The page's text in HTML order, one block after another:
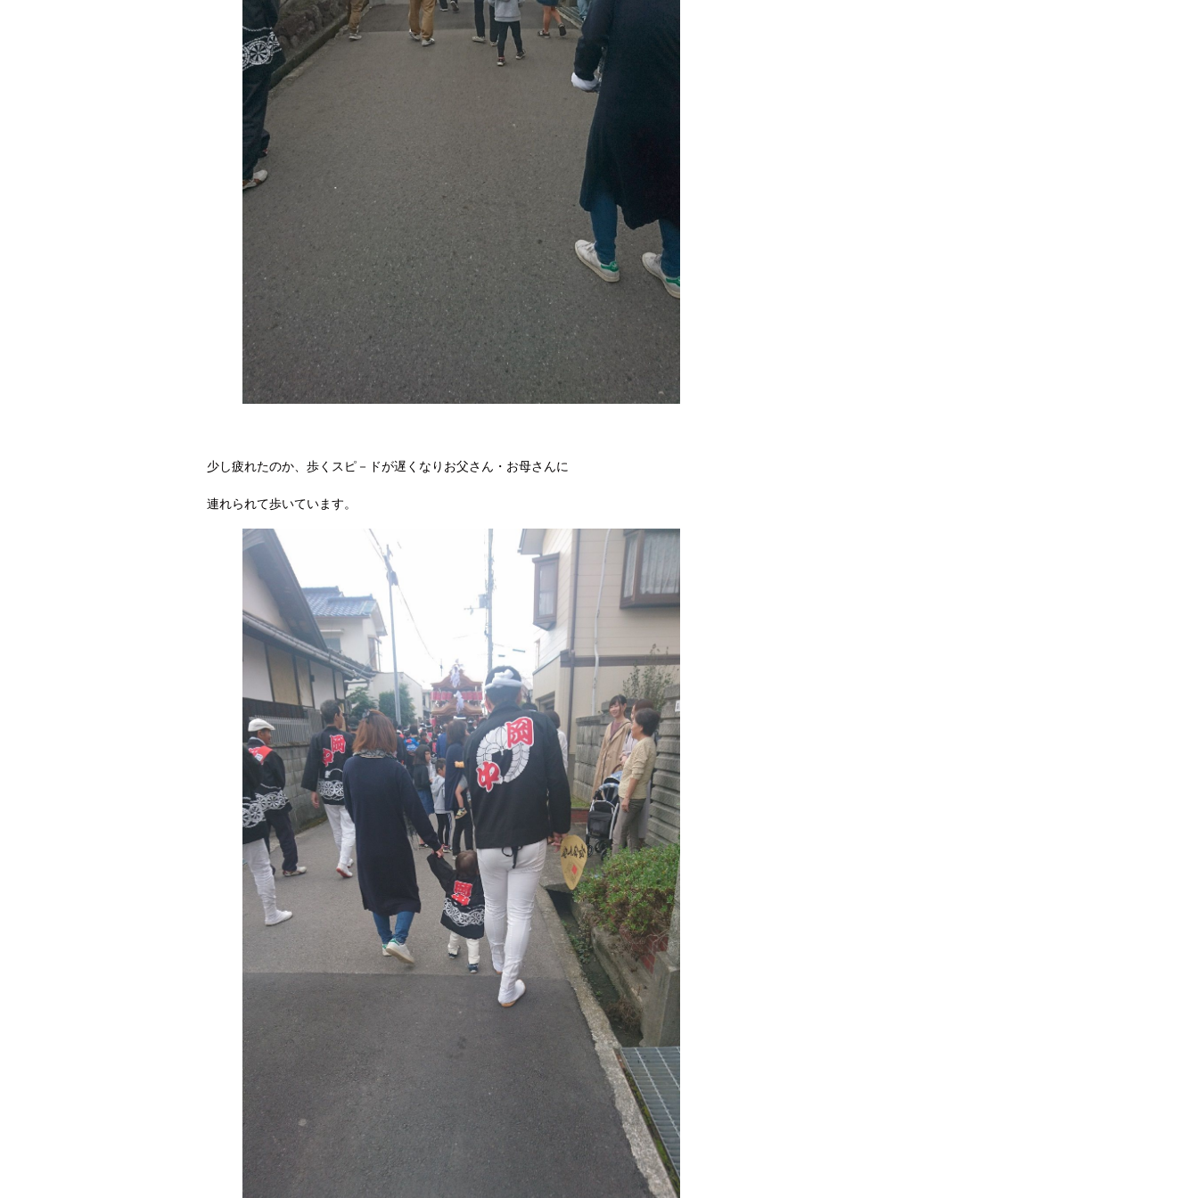
少し疲れたのか、歩くスピ－ドが遅くなりお父さん・お母さんに
連れられて歩いています。